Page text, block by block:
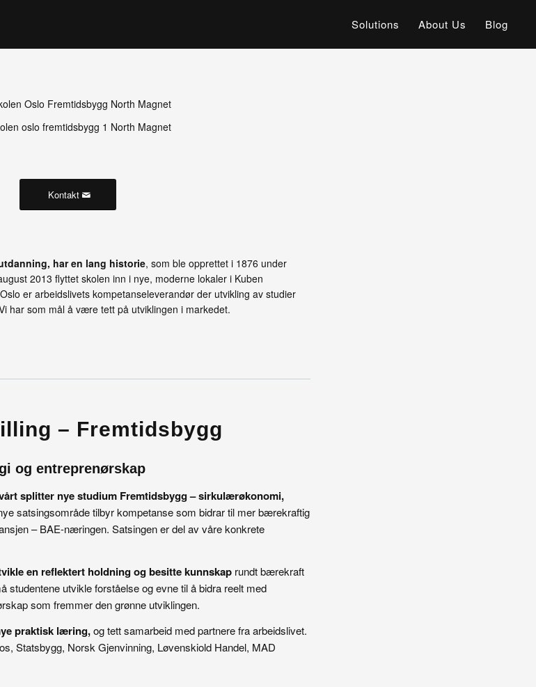
Solutions About Us Blog
Kontakt
har en lang historie, som ble opprettet i 1876 under
2013 flyttet skolen inn i nye, moderne lokaler i Kuben
er arbeidslivets kompetanseleverandør der utvikling av studier
har som mål å være tett på utviklingen i markedet.
– Fremtidsbygg
og entreprenørskap
splitter nye studium Fremtidsbygg – sirkulærøkonomi,
satsingsområde tilbyr kompetanse som bidrar til mer bærekraftig
– BAE-næringen. Satsingen er del av våre konkrete
en reflektert holdning og besitte kunnskaprundt bærekraft
studentene utvikle forståelse og evne til å bidra reelt med
som fremmer den grønne utviklingen.
praktisk læring,og tett samarbeid med partnere fra arbeidslivet.
Statsbygg, Norsk Gjenvinning, Løvenskiold Handel, MAD